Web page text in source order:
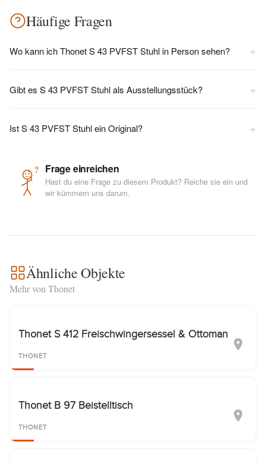
Häufige Fragen
Wo kann ich Thonet S 43 PVFST Stuhl in Person sehen? +
Gibt es S 43 PVFST Stuhl als Ausstellungsstück? +
Ist S 43 PVFST Stuhl ein Original? +
? Frage einreichen
Hast du eine Frage zu diesem Produkt? Reiche sie ein und
wir kümmern uns darum.
Ähnliche Objekte
Mehr von Thonet
Thonet S 412 Freischwingersessel & Ottoman
THONET
Thonet B 97 Beistelltisch
THONET